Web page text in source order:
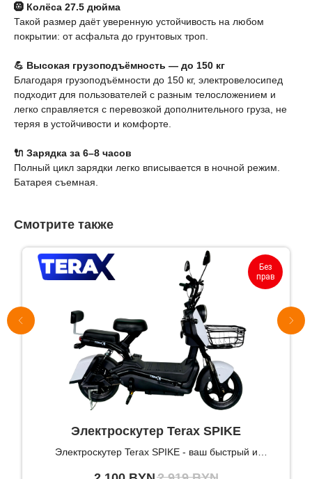
🛞 Колёса 27.5 дюйма
Такой размер даёт уверенную устойчивость на любом
покрытии: от асфальта до грунтовых троп.
💪 Высокая грузоподъёмность — до 150 кг
Благодаря грузоподъёмности до 150 кг, электровелосипед
подходит для пользователей с разным телосложением и
легко справляется с перевозкой дополнительного груза, не
теряя в устойчивости и комфорте.
🔌 Зарядка за 6–8 часов
Полный цикл зарядки легко вписывается в ночной режим.
Батарея съемная.
Смотрите также
Без
прав
Электроскутер Terax SPIKE
Электроскутер Terax SPIKE - ваш быстрый и